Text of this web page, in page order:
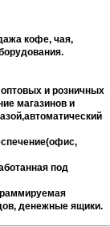
кофе, чая,
и розничных
магазинов и
под
денежные ящики.